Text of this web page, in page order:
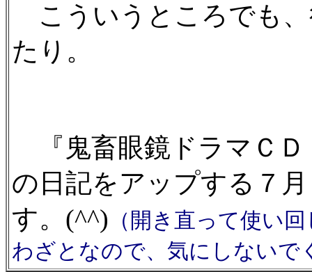
こういうところでも
たり。
『鬼畜眼鏡ドラマＣ
の日記をアップする７
す。(^^) （開き直って使い
わざとなので、気にしないで